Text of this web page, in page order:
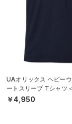
UAオリックス ヘビー
ートスリーブ Tシャツ
（ベースボール/UNISEX
￥4,950